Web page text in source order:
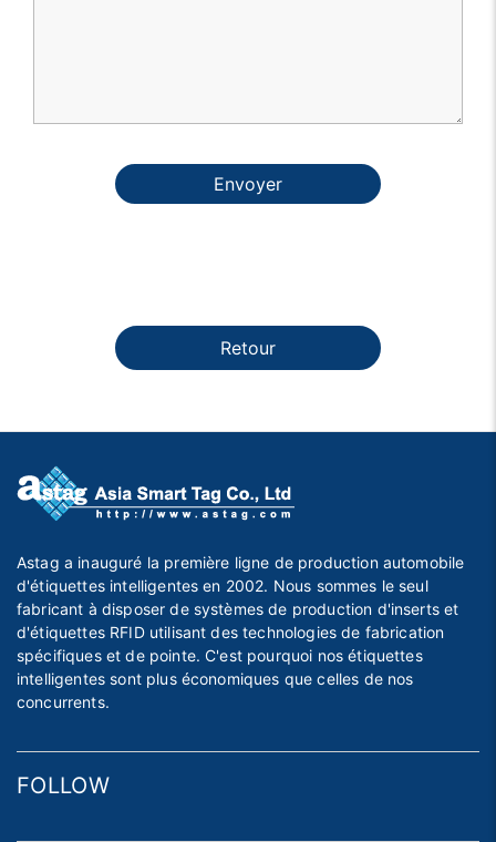
Envoyer
Retour
Astag a inauguré la première ligne de production automobile
d'étiquettes intelligentes en 2002. Nous sommes le seul
fabricant à disposer de systèmes de production d'inserts et
d'étiquettes RFID utilisant des technologies de fabrication
spécifiques et de pointe. C'est pourquoi nos étiquettes
intelligentes sont plus économiques que celles de nos
concurrents.
FOLLOW